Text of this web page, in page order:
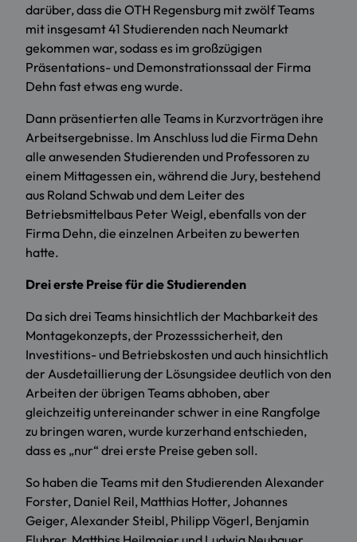
darüber, dass die OTH Regensburg mit zwölf Teams
mit insgesamt 41 Studierenden nach Neumarkt
gekommen war, sodass es im großzügigen
Präsentations- und Demonstrationssaal der Firma
Dehn fast etwas eng wurde.
Dann präsentierten alle Teams in Kurzvorträgen ihre
Arbeitsergebnisse. Im Anschluss lud die Firma Dehn
alle anwesenden Studierenden und Professoren zu
einem Mittagessen ein, während die Jury, bestehend
aus Roland Schwab und dem Leiter des
Betriebsmittelbaus Peter Weigl, ebenfalls von der
Firma Dehn, die einzelnen Arbeiten zu bewerten
hatte.
Drei erste Preise für die Studierenden
Da sich drei Teams hinsichtlich der Machbarkeit des
Montagekonzepts, der Prozesssicherheit, den
Investitions- und Betriebskosten und auch hinsichtlich
der Ausdetaillierung der Lösungsidee deutlich von den
Arbeiten der übrigen Teams abhoben, aber
gleichzeitig untereinander schwer in eine Rangfolge
zu bringen waren, wurde kurzerhand entschieden,
dass es „nur“ drei erste Preise geben soll.
So haben die Teams mit den Studierenden Alexander
Forster, Daniel Reil, Matthias Hotter, Johannes
Geiger, Alexander Steibl, Philipp Vögerl, Benjamin